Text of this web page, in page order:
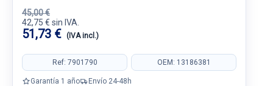
45,00 €
42,75 € sin IVA.
51,73 € (IVA incl.)
Ref: 7901790 OEM: 13186381
Garantía 1 año Envío 24-48h